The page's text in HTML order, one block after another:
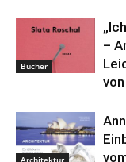
Bücher
–
Architektur